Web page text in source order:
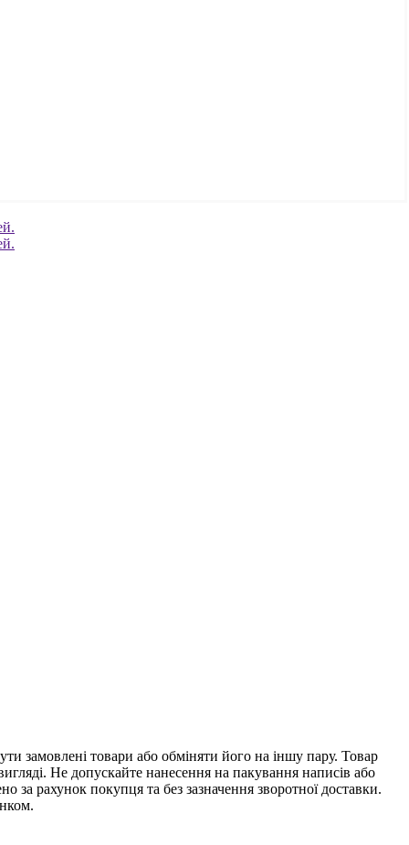
замовлені товари або обміняти його на іншу пару. Товар
Не допускайте нанесення на пакування написів або
рахунок покупця та без зазначення зворотної доставки.